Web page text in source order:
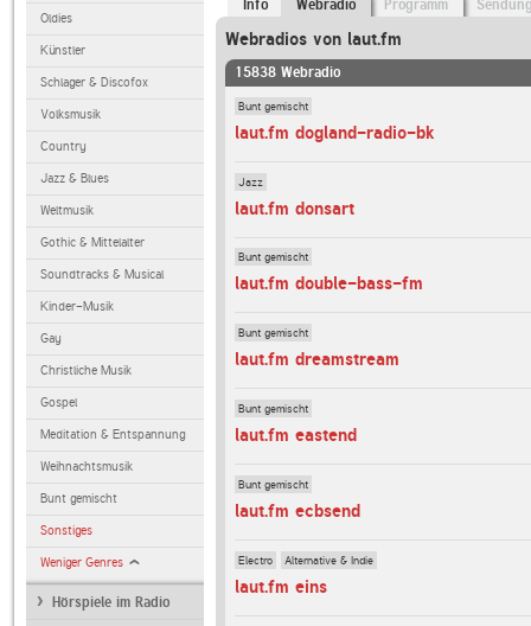
Oldies
Künstler
Schlager & Discofox
Volksmusik
Country
Jazz & Blues
Weltmusik
Gothic & Mittelalter
Soundtracks & Musical
Kinder-Musik
Gay
Christliche Musik
Gospel
Meditation & Entspannung
Weihnachtsmusik
Bunt gemischt
Sonstiges
Weniger Genres
Hörspiele im Radio
Info Webradio Programm
Webradios von laut.fm
15838 Webradio
Bunt gemischt
laut.fm dogland-radio-bk
Jazz
laut.fm donsart
Bunt gemischt
laut.fm double-bass-fm
Bunt gemischt
laut.fm dreamstream
Bunt gemischt
laut.fm eastend
Bunt gemischt
laut.fm ecbsend
Electro Alternative & Indie
laut.fm eins